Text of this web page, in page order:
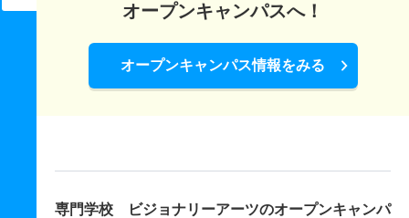
オープンキャンパスへ！
オープンキャンパス情報をみる
専門学校 ビジョナリーアーツのオープンキャンパ